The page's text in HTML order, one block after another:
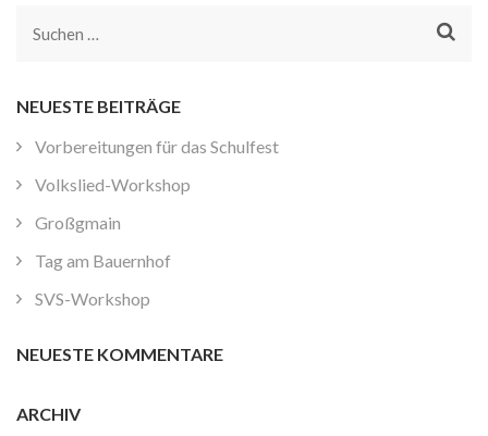
Suchen
NEUESTE BEITRÄGE
Vorbereitungen für das Schulfest
Volkslied-Workshop
Großgmain
Tag am Bauernhof
SVS-Workshop
NEUESTE KOMMENTARE
ARCHIV